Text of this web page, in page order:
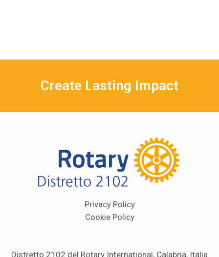
Create Lasting Impact
Privacy Policy
Cookie Policy
Distretto 2102 del Rotary International, Calabria, Italia